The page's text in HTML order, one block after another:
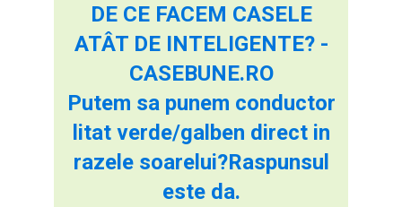
DE CE FACEM CASELE
ATÂT DE INTELIGENTE? -
CASEBUNE.RO
Putem sa punem conductor
litat verde/galben direct in
razele soarelui?Raspunsul
este da.